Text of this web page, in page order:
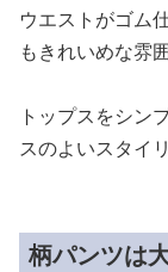
ウエストがゴム
もきれいめな雰
トップスをシン
スのよいスタイ
柄パンツは